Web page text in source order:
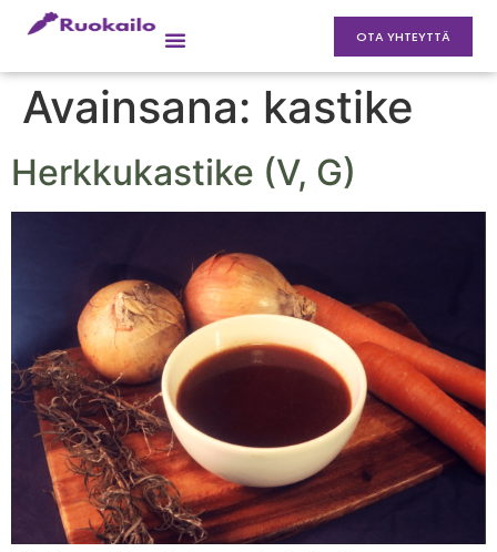
OTA YHTEYTTÄ
Avainsana: kastike
Herkkukastike (V, G)